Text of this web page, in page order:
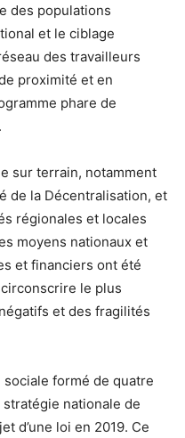
des populations
et le ciblage
des travailleurs
proximité et en
phare de
sur terrain, notamment
de la Décentralisation, et
régionales et locales
moyens nationaux et
et financiers ont été
le plus
et des fragilités
formé de quatre
nationale de
d’une loi en 2019. Ce